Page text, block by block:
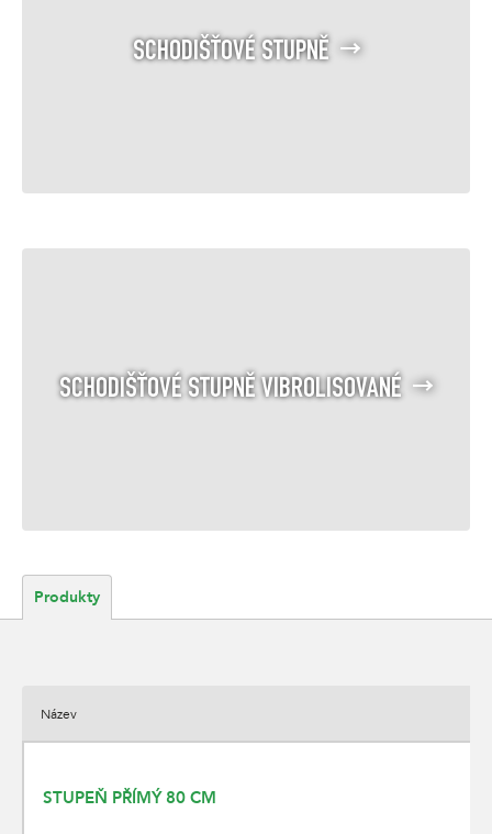
SCHODIŠŤOVÉ STUPNĚ
SCHODIŠŤOVÉ STUPNĚ VIBROLISOVANÉ
Produkty
Název
STUPEŇ PŘÍMÝ 80 CM